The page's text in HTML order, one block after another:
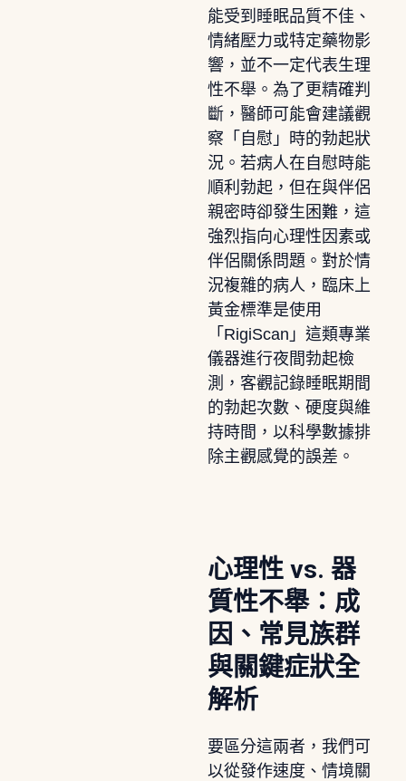
能受到睡眠品質不佳、
情緒壓力或特定藥物影
響，並不一定代表生理
性不舉。為了更精確判
斷，醫師可能會建議觀
察「自慰」時的勃起狀
況。若病人在自慰時能
順利勃起，但在與伴侶
親密時卻發生困難，這
強烈指向心理性因素或
伴侶關係問題。對於情
況複雜的病人，臨床上
黃金標準是使用
「RigiScan」這類專業
儀器進行夜間勃起檢
測，客觀記錄睡眠期間
的勃起次數、硬度與維
持時間，以科學數據排
除主觀感覺的誤差。
心理性 vs. 器
質性不舉：成
因、常見族群
與關鍵症狀全
解析
要區分這兩者，我們可
以從發作速度、情境關